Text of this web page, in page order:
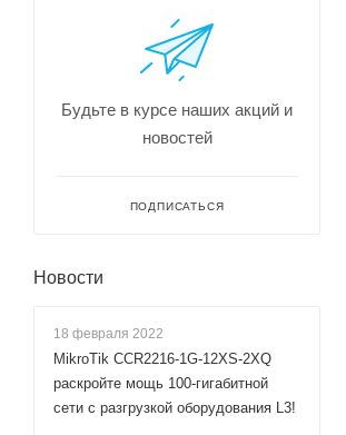
Будьте в курсе наших акций и
новостей
ПОДПИСАТЬСЯ
Новости
18 февраля 2022
MikroTik CCR2216-1G-12XS-2XQ
раскройте мощь 100-гигабитной
сети с разгрузкой оборудования L3!